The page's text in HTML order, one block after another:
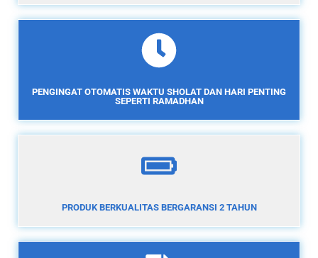
PENGINGAT OTOMATIS WAKTU SHOLAT DAN HARI PENTING
SEPERTI RAMADHAN
PRODUK BERKUALITAS BERGARANSI 2 TAHUN